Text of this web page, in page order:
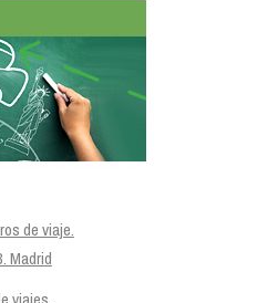
de viaje.
Madrid